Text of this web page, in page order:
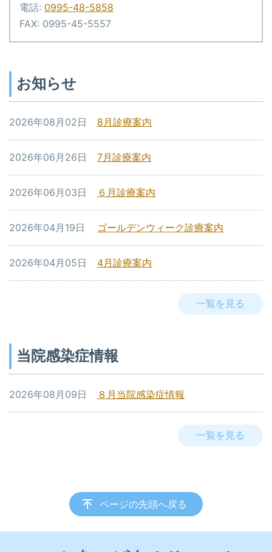
電話: 0995-48-5858
FAX: 0995-45-5557
お知らせ
8月診療案内
2026年08月02日
7月診療案内
2026年06月26日
６月診療案内
2026年06月03日
ゴールデンウィーク診療案内
2026年04月19日
4月診療案内
2026年04月05日
一覧を見る
当院感染症情報
８月当院感染症情報
2026年08月09日
一覧を見る
ページの先頭へ戻る